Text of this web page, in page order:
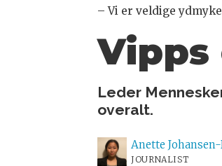
– Vi er veldige
Vipps
Leder
overalt.
Anette
JOURNALIST